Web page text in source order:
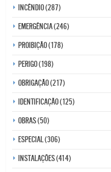
Incêndio (287)
Emergência (246)
Proibição (178)
Perigo (198)
Obrigação (217)
Identificação (125)
Obras (50)
Especial (306)
Instalações (414)